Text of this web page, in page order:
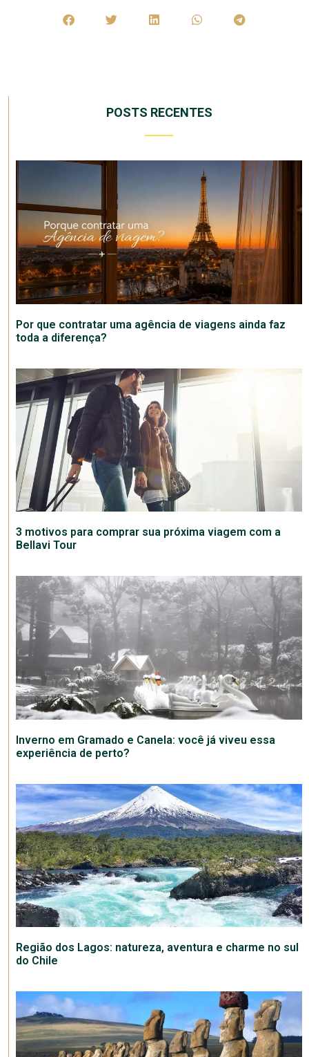
POSTS RECENTES
Por que contratar uma agência de viagens ainda faz
toda a diferença?
3 motivos para comprar sua próxima viagem com a
Bellavi Tour
Inverno em Gramado e Canela: você já viveu essa
experiência de perto?
Região dos Lagos: natureza, aventura e charme no sul
do Chile